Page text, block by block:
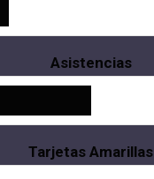
Asistencias
Tarjetas Amarillas